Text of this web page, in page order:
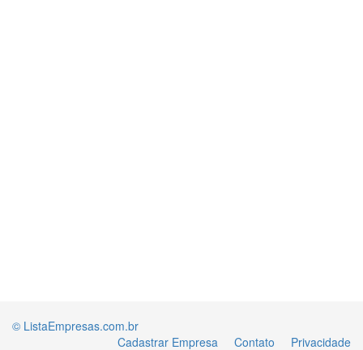
© ListaEmpresas.com.br
Cadastrar Empresa
Contato Privacidade